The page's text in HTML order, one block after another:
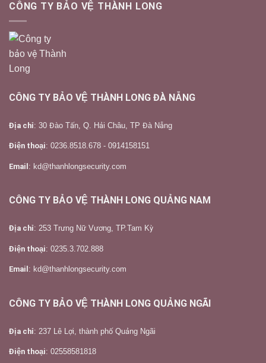
CÔNG TY BẢO VỆ THÀNH LONG
CÔNG TY BẢO VỆ THÀNH LONG ĐÀ NẴNG
Địa chỉ: 30 Đào Tấn, Q. Hải Châu, TP Đà Nẵng
Điện thoại: 0236.8518.678 - 0914158151
Email : kd@thanhlongsecurity.com
CÔNG TY BẢO VỆ THÀNH LONG QUẢNG NAM
Địa chỉ: 253 Trưng Nữ Vương, TP.Tam Kỳ
Điện thoại: 0235.3.702.888
Email : kd@thanhlongsecurity.com
CÔNG TY BẢO VỆ THÀNH LONG QUẢNG NGÃI
Địa chỉ: 237 Lê Lợi, thành phố Quảng Ngãi
Điện thoại: 02558581818